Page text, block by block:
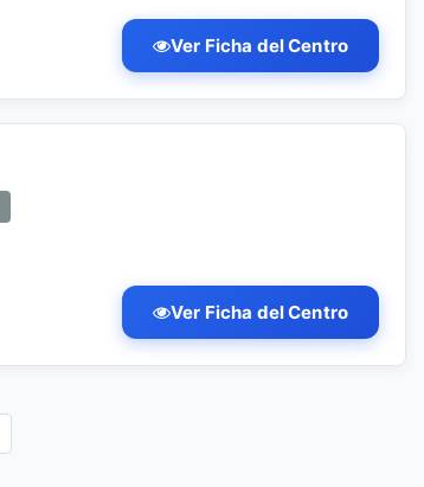
Ver Ficha del Centro
Ver Ficha del Centro